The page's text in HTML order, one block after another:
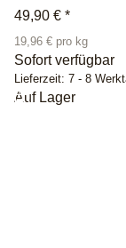
49,90 € *
19,96 € pro kg
Sofort verfügbar
Lieferzeit: 7 - 8
Auf Lager